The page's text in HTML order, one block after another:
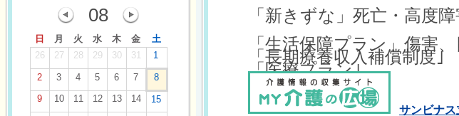
08
日 月 火 水 木 金
土
26
27 28 29 30 31 1
2 3 4 5 6 7
8
9
10 11 12 13 14
15
「新きずな」死亡・高度
「生活保障プラン」傷害
「長期療養収入補償制度｣
サンビナス